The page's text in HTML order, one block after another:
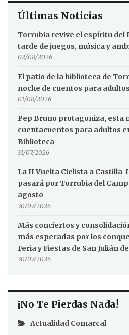
Últimas Noticias
Torrubia revive el espíritu del
tarde de juegos, música y
02/08/2026
El patio de la biblioteca de
noche de cuentos para adultos
01/08/2026
Pep Bruno protagoniza, esta
cuentacuentos para adultos
Biblioteca
31/07/2026
La II Vuelta Ciclista a Castilla-
pasará por Torrubia del
agosto
30/07/2026
Más conciertos y
más esperadas por los
Feria y Fiestas de San Julián
30/07/2026
¡No Te Pierdas Nada!
Actualidad Comarcal